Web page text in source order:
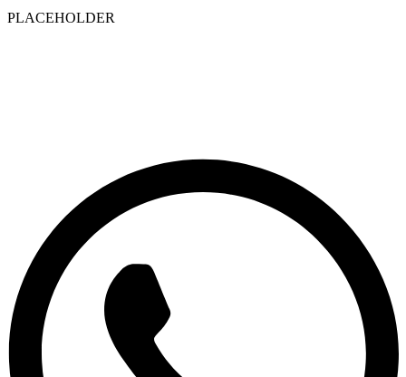
PLACEHOLDER